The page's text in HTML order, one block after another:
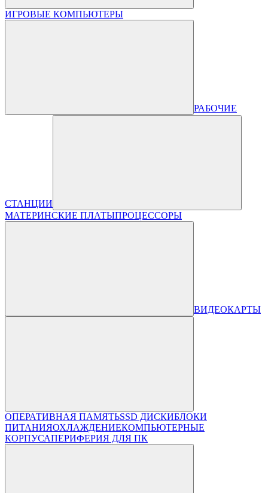
ИГРОВЫЕ КОМПЬЮТЕРЫ
РАБОЧИЕ
СТАНЦИИ
МАТЕРИНСКИЕ ПЛАТЫПРОЦЕССОРЫ
ВИДЕОКАРТЫ
ОПЕРАТИВНАЯ ПАМЯТЬSSD ДИСКИБЛОКИ
ПИТАНИЯОХЛАЖДЕНИЕКОМПЬЮТЕРНЫЕ
КОРПУСАПЕРИФЕРИЯ ДЛЯ ПК